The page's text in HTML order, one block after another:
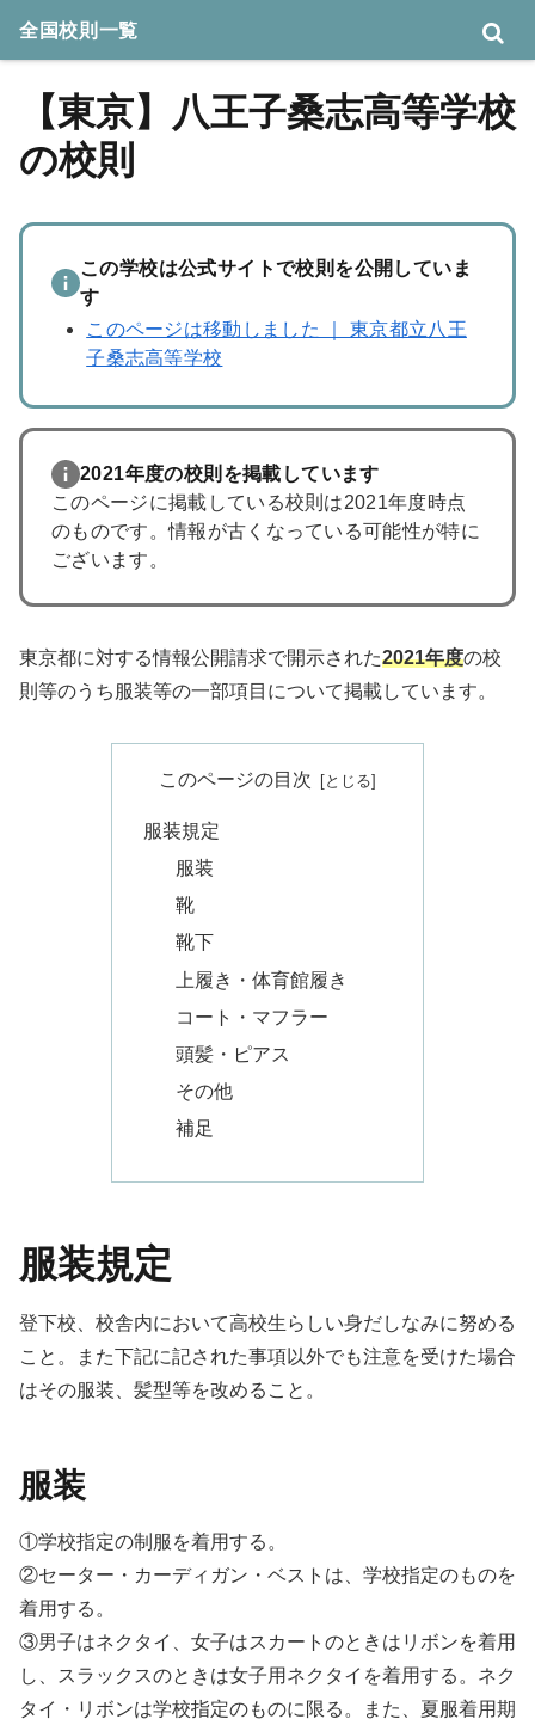
【東京】八王子桑志高等学校
の校則
この学校は公式サイトで校則を公開していま
す
このページは移動しました ｜ 東京都立八王
子桑志高等学校
2021年度の校則を掲載しています
このページに掲載している校則は2021年度時点
のものです。情報が古くなっている可能性が特に
ございます。
東京都に対する情報公開請求で開示された2021年度の校
則等のうち服装等の一部項目について掲載しています。
このページの目次
服装規定
服装
靴
靴下
上履き・体育館履き
コート・マフラー
頭髪・ピアス
その他
補足
服装規定
登下校、校舎内において高校生らしい身だしなみに努める
こと。また下記に記された事項以外でも注意を受けた場合
はその服装、髪型等を改めること。
服装
①学校指定の制服を着用する。
②セーター・カーディガン・ベストは、学校指定のものを
着用する。
③男子はネクタイ、女子はスカートのときはリボンを着用
し、スラックスのときは女子用ネクタイを着用する。ネク
タイ・リボンは学校指定のものに限る。また、夏服着用期
全国校則一覧